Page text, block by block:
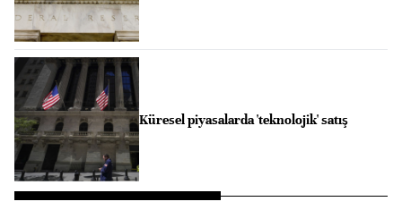
Küresel piyasalarda 'teknolojik' satış